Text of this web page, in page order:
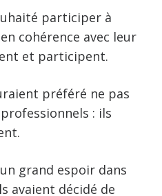
participer à
cohérence avec leur
et participent.
préféré ne pas
: ils
grand espoir dans
avaient décidé de